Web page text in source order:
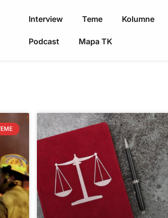
Interview Teme Kolumne
Podcast Mapa TK